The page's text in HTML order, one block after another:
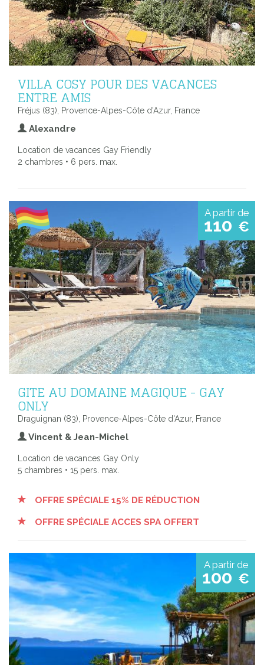
VILLA COSY POUR DES VACANCES
ENTRE AMIS
Fréjus (83), Provence-Alpes-Côte d'Azur, France
Alexandre
Location de vacances Gay Friendly
2 chambres • 6 pers. max.
A partir de
110 €
GITE AU DOMAINE MAGIQUE - GAY
ONLY
Draguignan (83), Provence-Alpes-Côte d'Azur, France
Vincent & Jean-Michel
Location de vacances Gay Only
5 chambres • 15 pers. max.
OFFRE SPÉCIALE 15% DE RÉDUCTION
OFFRE SPÉCIALE ACCES SPA OFFERT
A partir de
100 €